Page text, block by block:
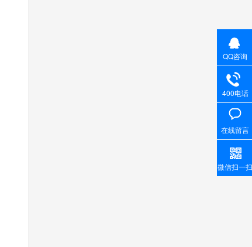
QQ咨询
400电话
在线留言
微信扫一扫